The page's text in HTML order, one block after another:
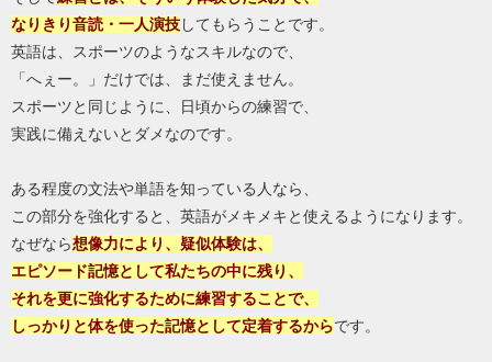
なりきり音読・一人演技してもらうことです。
英語は、スポーツのようなスキルなので、
「へぇー。」だけでは、まだ使えません。
スポーツと同じように、日頃からの練習で、
実践に備えないとダメなのです。
ある程度の文法や単語を知っている人なら、
この部分を強化すると、英語がメキメキと使えるようになります。
なぜなら想像力により、疑似体験は、
エピソード記憶として私たちの中に残り、
それを更に強化するために練習することで、
しっかりと体を使った記憶として定着するからです。